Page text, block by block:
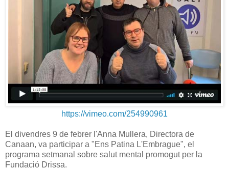
https://vimeo.com/254990961
El divendres 9 de febrer l'Anna Mullera, Directora de
Canaan, va participar a "Ens Patina L'Embrague", el
programa setmanal sobre salut mental promogut per la
Fundació Drissa.